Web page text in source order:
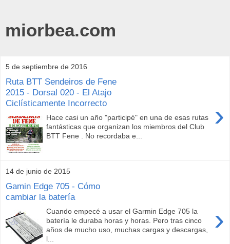
miorbea.com
5 de septiembre de 2016
Ruta BTT Sendeiros de Fene
2015 - Dorsal 020 - El Atajo
Ciclísticamente Incorrecto
›
Hace casi un año "participé" en una de esas rutas
fantásticas que organizan los miembros del Club
BTT Fene . No recordaba e...
14 de junio de 2015
Gamin Edge 705 - Cómo
cambiar la batería
›
Cuando empecé a usar el Garmin Edge 705 la
batería le duraba horas y horas. Pero tras cinco
años de mucho uso, muchas cargas y descargas,
l...